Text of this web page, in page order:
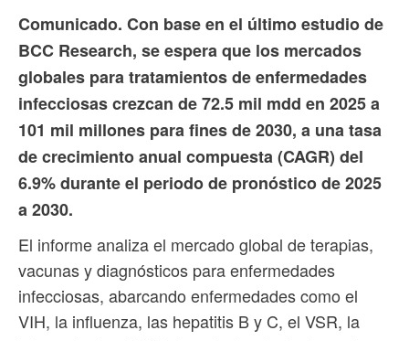
Comunicado. Con base en el último estudio de
BCC Research, se espera que los mercados
globales para tratamientos de enfermedades
infecciosas crezcan de 72.5 mil mdd en 2025 a
101 mil millones para fines de 2030, a una tasa
de crecimiento anual compuesta (CAGR) del
6.9% durante el periodo de pronóstico de 2025
a 2030.
El informe analiza el mercado global de terapias,
vacunas y diagnósticos para enfermedades
infecciosas, abarcando enfermedades como el
VIH, la influenza, las hepatitis B y C, el VSR, la